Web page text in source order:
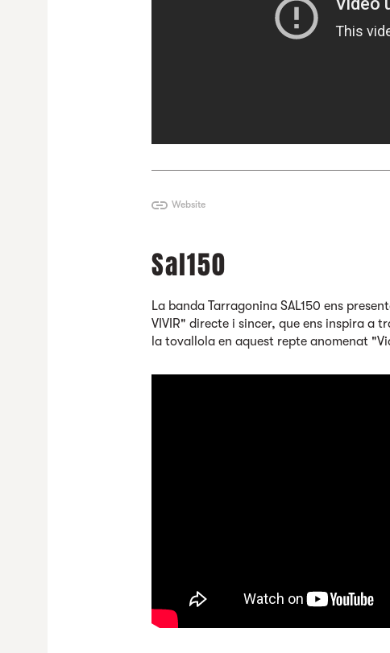
Website
Sal150
La banda TarragoninaSAL150 ens
VIVIR" directe i sincer, que ens inspira a
la tovallola en aquest repte anomenat